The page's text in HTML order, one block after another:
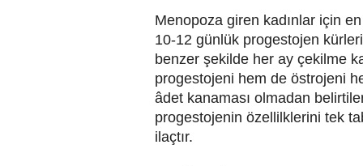
Menopoza giren kadınlar için
10-12 günlük progestojen
benzer şekilde her ay çekilme
progestojeni hem de östrojeni
âdet kanaması olmadan
progestojenin özellilklerini tek
ilaçtır.